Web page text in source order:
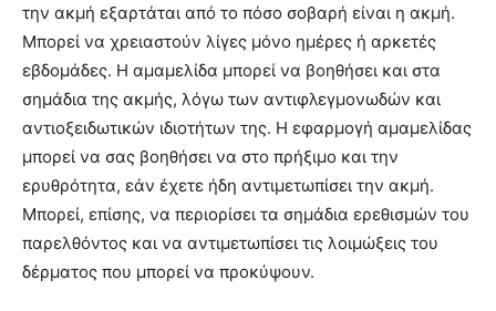
την ακμή εξαρτάται από το πόσο σοβαρή είναι η ακμή.
Μπορεί να χρειαστούν λίγες μόνο ημέρες ή αρκετές
εβδομάδες. Η αμαμελίδα μπορεί να βοηθήσει και στα
σημάδια της ακμής, λόγω των αντιφλεγμονωδών και
αντιοξειδωτικών ιδιοτήτων της. Η εφαρμογή αμαμελίδας
μπορεί να σας βοηθήσει να στο πρήξιμο και την
ερυθρότητα, εάν έχετε ήδη αντιμετωπίσει την ακμή.
Μπορεί, επίσης, να περιορίσει τα σημάδια ερεθισμών του
παρελθόντος και να αντιμετωπίσει τις λοιμώξεις του
δέρματος που μπορεί να προκύψουν.